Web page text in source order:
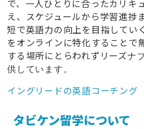
で、一人ひとりに合ったカリキ
え、スケジュールから学習進捗
短で英語力の向上を目指してい
をオンラインに特化することで
する場所にとらわれずリーズナ
供しています。
イングリードの英語コーチング
タビケン留学について